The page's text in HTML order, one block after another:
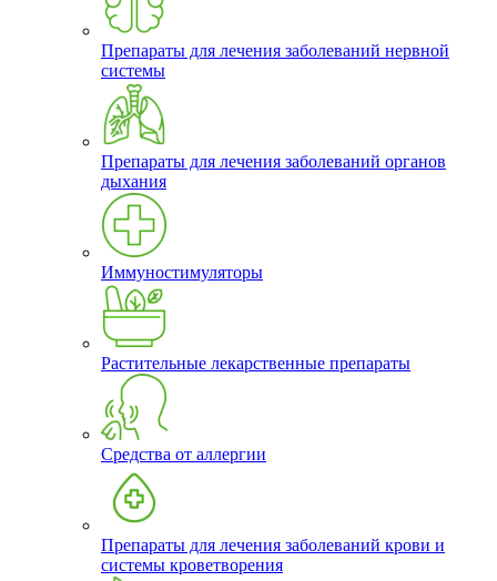
Препараты для лечения заболеваний нервной
системы
Препараты для лечения заболеваний органов
дыхания
Иммуностимуляторы
Растительные лекарственные препараты
Средства от аллергии
Препараты для лечения заболеваний крови и
системы кроветворения